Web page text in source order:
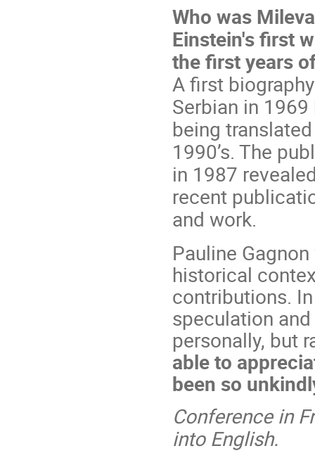
Who was
Einstein's first
the first years
A first
Serbian in
being
1990’s. The
in 1987
recent
and work.
Pauline
historical
contributions.
speculation
personally, but
able to
been so
Conference in
into English.